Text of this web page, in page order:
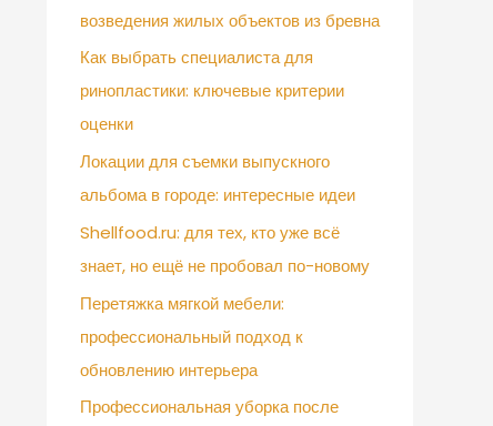
возведения жилых объектов из бревна
Как выбрать специалиста для
ринопластики: ключевые критерии
оценки
Локации для съемки выпускного
альбома в городе: интересные идеи
Shellfood.ru: для тех, кто уже всё
знает, но ещё не пробовал по-новому
Перетяжка мягкой мебели:
профессиональный подход к
обновлению интерьера
Профессиональная уборка после